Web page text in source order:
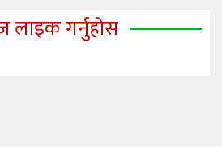
लाइक गर्नुहोस